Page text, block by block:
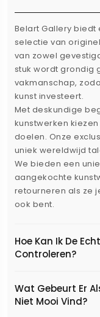
Belart Gallery
selectie van
van zowel
stuk wordt grondig
vakmanschap,
kunst investeert.
Met deskundige
kunstwerken
doelen. Onze
uniek wereldwijd
We bieden een
aangekochte
retourneren als ze
ook bent.
Hoe Kan Ik De
Controleren?
Wat Gebeurt Er
Niet Mooi Vind?